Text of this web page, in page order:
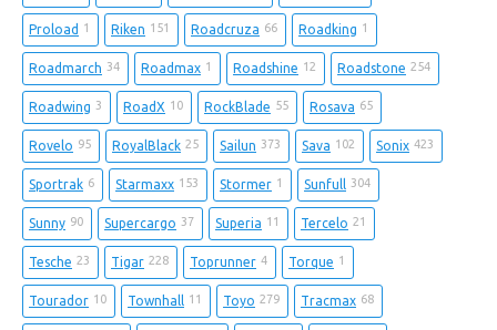
Proload 1 Riken 151 Roadcruza 66 Roadking 1
Roadmarch 34 Roadmax 1 Roadshine 12 Roadstone 254
Roadwing 3 RoadX 10 RockBlade 55 Rosava 65
Rovelo 95 RoyalBlack 25 Sailun 373 Sava 102 Sonix 423
Sportrak 6 Starmaxx 153 Stormer 1 Sunfull 304
Sunny 90 Supercargo 37 Superia 11 Tercelo 21
Tesche 23 Tigar 228 Toprunner 4 Torque 1
Tourador 10 Townhall 11 Toyo 279 Tracmax 68